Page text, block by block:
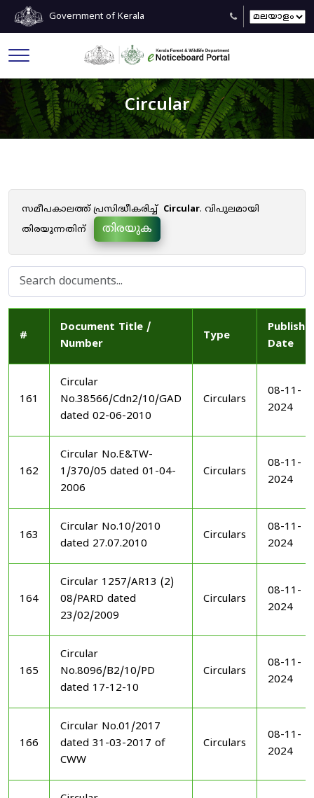
Government of Kerala
Circular
സമീപകാലത്ത് പ്രസിദ്ധീകരിച്ച് Circular. വിപുലമായി
തിരയുന്നതിന്
തിരയുക
#
Document Title /
Number
Type
Date
161
Circular
No.38566/Cdn2/10/GAD
dated 02-06-2010
Circulars
08-11-
2024
162
Circular No.E&TW-
1/370/05 dated 01-04-
2006
Circulars
08-11-
2024
163
Circular No.10/2010
dated 27.07.2010
Circulars
08-11-
2024
164
Circular 1257/AR13 (2)
08/PARD dated
23/02/2009
Circulars
08-11-
2024
165
Circular
No.8096/B2/10/PD
dated 17-12-10
Circulars
08-11-
2024
166
Circular No.01/2017
dated 31-03-2017 of
CWW
Circulars
08-11-
2024